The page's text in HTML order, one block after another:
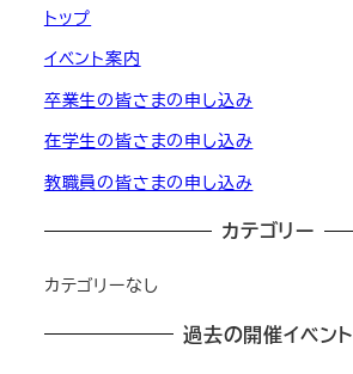
トップ
イベント案内
卒業生の皆さまの申し込み
在学生の皆さまの申し込み
教職員の皆さまの申し込み
カテゴリー
カテゴリーなし
過去の開催イベント